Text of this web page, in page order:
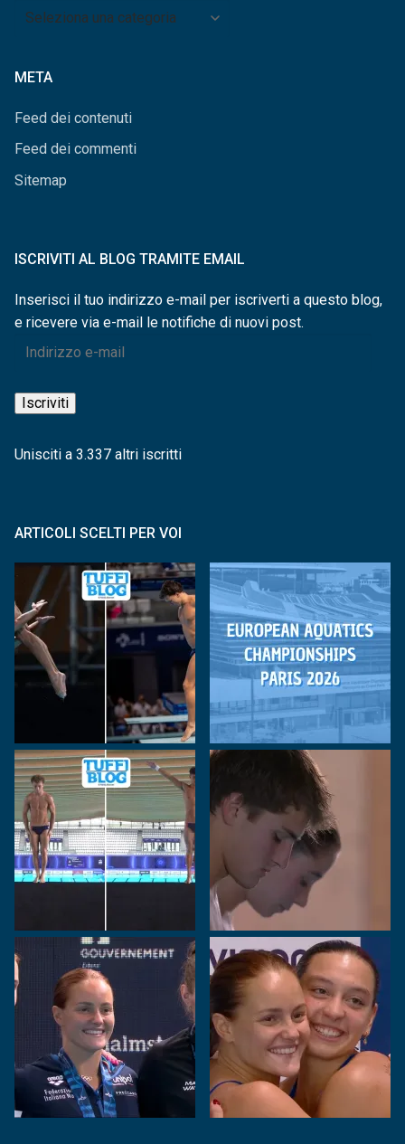
Archivio
META
Feed dei contenuti
Feed dei commenti
Sitemap
ISCRIVITI AL BLOG TRAMITE EMAIL
Inserisci il tuo indirizzo e-mail per iscriverti a questo blog,
e ricevere via e-mail le notifiche di nuovi post.
Indirizzo
mail
Iscriviti
Unisciti a 3.337 altri iscritti
ARTICOLI SCELTI PER VOI